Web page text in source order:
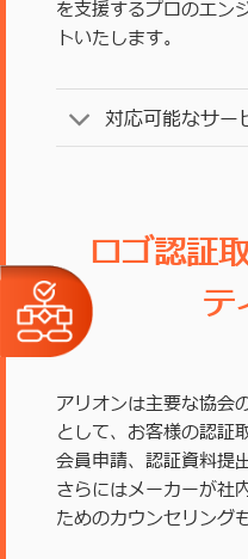
を支援するプロのエン
トいたします。
対応可能なサー
ロゴ認証
テ
アリオンは主要な協会
として、お客様の認証
会員申請、認証資料提
さらにはメーカーが社
ためのカウンセリング